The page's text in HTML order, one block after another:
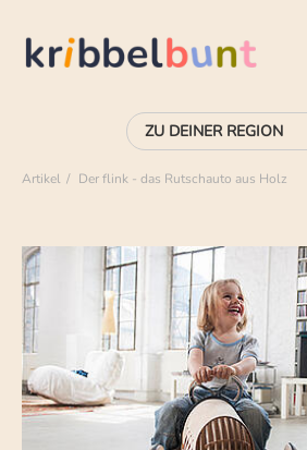
Artikel Der flink - das Rutschauto aus Holz